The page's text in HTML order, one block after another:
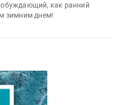
как ранний
зимним днем!